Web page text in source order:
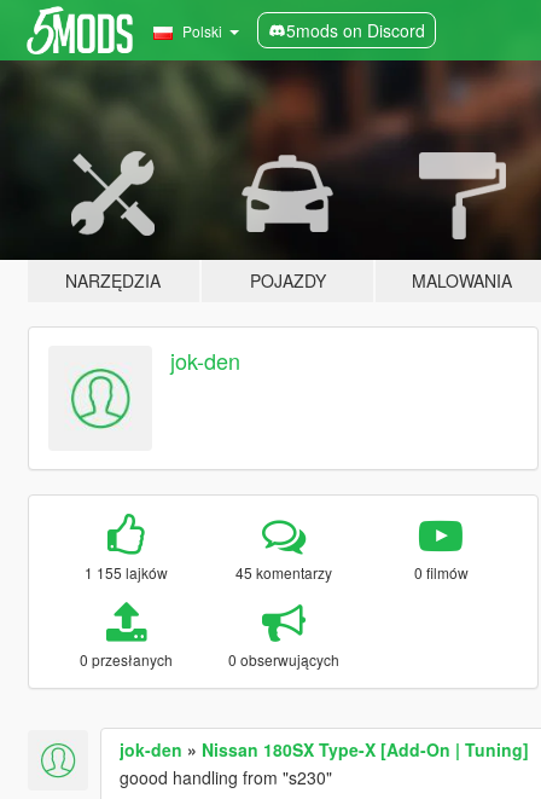
Polski 5mods on Discord
NARZĘDZIA POJAZDY MALOWANIA
jok-den
1 155 lajków 45 komentarzy 0 filmów
0 przesłanych 0 obserwujących
jok-den » Nissan 180SX Type-X [Add-On | Tuning]
goood handling from "s230"